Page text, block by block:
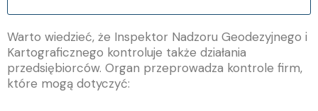
Warto wiedzieć, że Inspektor Nadzoru Geodezyjnego i
Kartograficznego kontroluje także działania
przedsiębiorców. Organ przeprowadza kontrole firm,
które mogą dotyczyć: